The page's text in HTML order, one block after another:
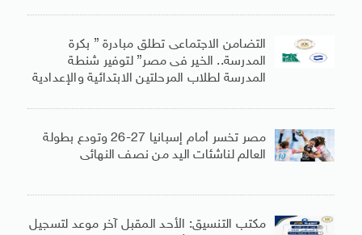
التضامن الاجتماعى تطلق مبادرة ” بكرة
المدرسة.. الخير فى مصر” لتوفير شنطة
المدرسة لطلاب المرحلتين الابتدائية والإعدادية
مصر تخسر أمام إسبانيا 27-26 وتودع بطولة
العالم لناشئات اليد من نصف النهائى
مكتب التنسيق: الأحد المقبل آخر موعد لتسجيل